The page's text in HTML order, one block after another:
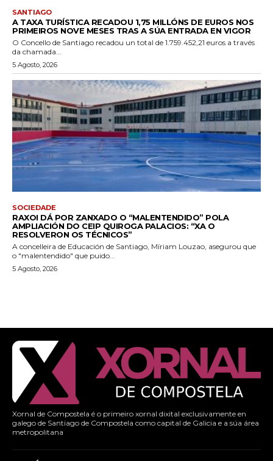
SANTIAGO
A TAXA TURÍSTICA RECADOU 1,75 MILLÓNS DE EUROS NOS
PRIMEIROS NOVE MESES TRAS A SÚA ENTRADA EN VIGOR
O Concello de Santiago recadou un total de 1.759.452,21 euros a través
da chamada...
5 Agosto, 2026
SOCIEDADE
RAXOI DÁ POR ZANXADO O “MALENTENDIDO” POLA
AMPLIACIÓN DO CEIP QUIROGA PALACIOS: “XA O
RESOLVERON OS TÉCNICOS”
A concelleira de Educación de Santiago, Míriam Louzao, asegurou que
o "malentendido" que puido...
5 Agosto, 2026
Xornal de Compostela é o primeiro xornal dixital exclusivamente en
galego de Santiago de Compostela como capital de Galicia e a súa área
metropolitana